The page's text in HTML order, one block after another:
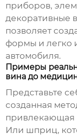
приборов,
декоративные
позволяет
формы и легко
автомобиля.
Примеры
вина до
Представьте
созданная
привлекающая
Или шприц,